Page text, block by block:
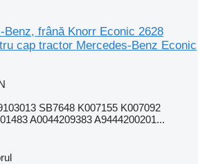
frână Knorr Econic 2628
cap tractor Mercedes-Benz Econic
SB7648 K007155 K007092
A0044209383 A9444200201...